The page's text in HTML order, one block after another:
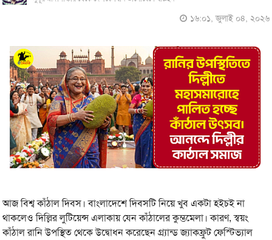
১৬:০১, জুলাই ০৪, ২০২৬
আজ বিশ্ব কাঁঠাল দিবস। বাংলাদেশে দিবসটি নিয়ে খুব একটা হইচই না
থাকলেও দিল্লির লুটিয়েন্স এলাকায় যেন কাঁঠালের কুম্ভমেলা। কারণ, স্বয়ং
কাঁঠাল রানি উপস্থিত থেকে উদ্বোধন করেছেন গ্র্যান্ড জ্যাকফ্রুট ফেস্টিভ্যাল